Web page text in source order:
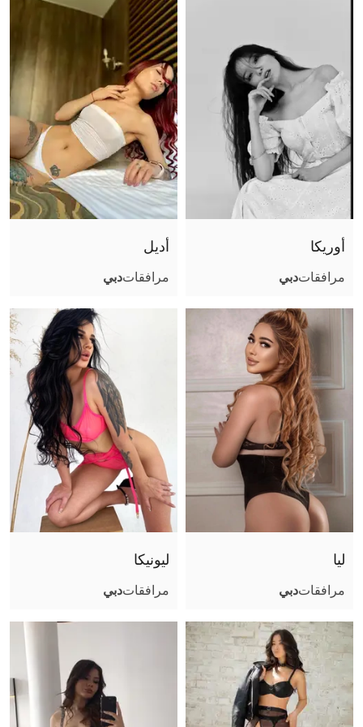
أوريكا
مرافقاتدبي
أديل
مرافقاتدبي
ليا
مرافقاتدبي
ليونيكا
مرافقاتدبي
موثقة